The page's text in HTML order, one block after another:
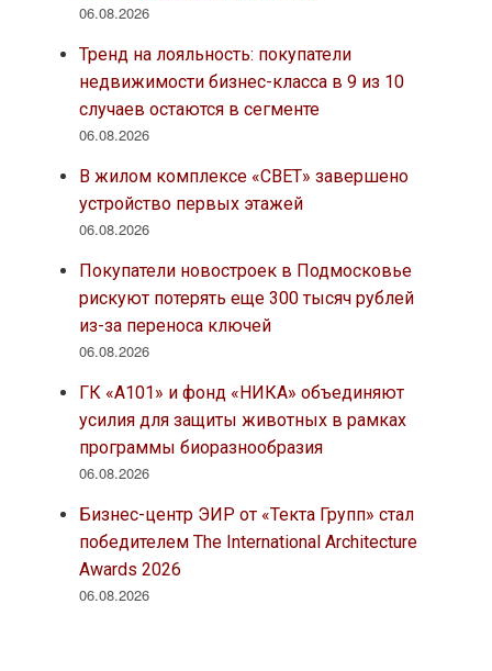
06.08.2026
Тренд на лояльность: покупатели
недвижимости бизнес-класса в 9 из 10
случаев остаются в сегменте
06.08.2026
В жилом комплексе «СВЕТ» завершено
устройство первых этажей
06.08.2026
Покупатели новостроек в Подмосковье
рискуют потерять еще 300 тысяч рублей
из-за переноса ключей
06.08.2026
ГК «А101» и фонд «НИКА» объединяют
усилия для защиты животных в рамках
программы биоразнообразия
06.08.2026
Бизнес-центр ЭИР от «Текта Групп» стал
победителем The International Architecture
Awards 2026
06.08.2026